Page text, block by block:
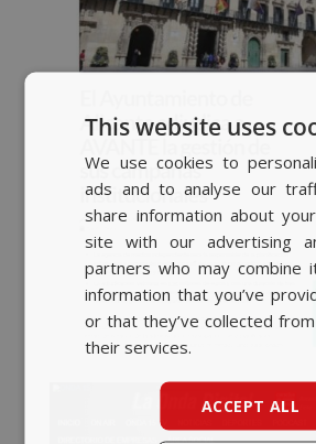
This website uses
We use cookies to
ads and to analyse our
share information about
site with our advertising
partners who may combine
information that you’ve
or that they’ve collected
their services.
ACCEPT ALL